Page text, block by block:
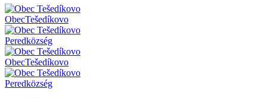
ObecTešedíkovo
Peredközség
ObecTešedíkovo
Peredközség